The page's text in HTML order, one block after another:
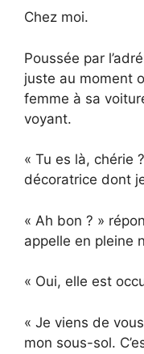
Chez moi.
Poussée par
juste au moment
femme à sa
voyant.
« Tu es là, chérie
décoratrice dont
« Ah bon ? »
appelle en pleine
« Oui, elle est
« Je viens de
mon sous-sol.